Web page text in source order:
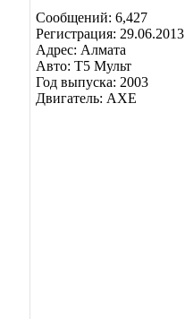
Сообщений: 6,427
Регистрация: 29.06.2013
Адрес: Алмата
Авто: Т5 Мульт
Год выпуска: 2003
Двигатель: АХЕ